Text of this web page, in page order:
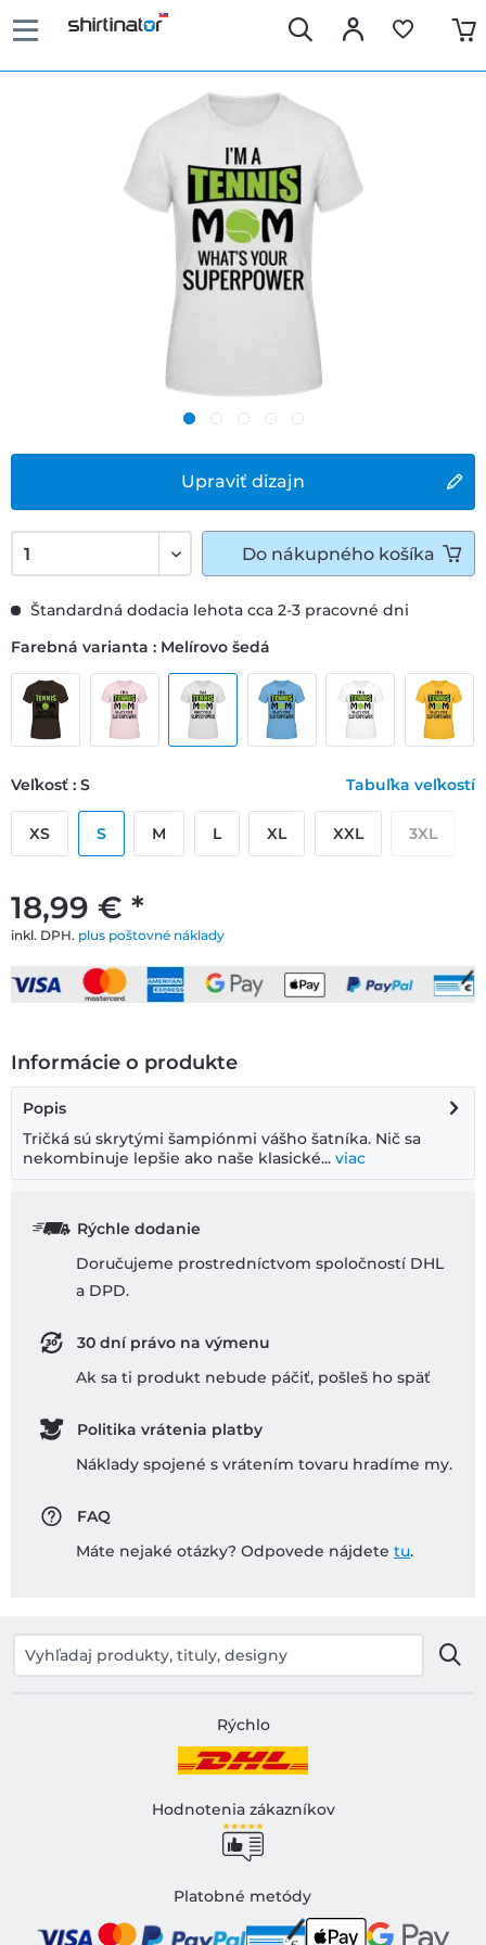
Upraviť dizajn
18,99 € *
inkl. DPH. plus poštovné náklady
Štandardná dodacia lehota cca 2-3 pracovné dni
Farebná varianta : Melírovo šedá
Veľkosť : S Tabuľka veľkostí
XS S M L XL XXL 3XL
Do nákupného košíka
Informácie o produkte
Popis
Tričká sú skrytými šampiónmi vášho šatníka. Nič sa
nekombinuje lepšie ako naše klasické... viac
Rýchle dodanie
Doručujeme prostredníctvom spoločností DHL
a DPD.
30 dní právo na výmenu
Ak sa ti produkt nebude páčiť, pošleš ho späť
Politika vrátenia platby
Náklady spojené s vrátením tovaru hradíme my.
FAQ
Máte nejaké otázky? Odpovede nájdete tu.
Rýchlo
Hodnotenia zákazníkov
Platobné metódy